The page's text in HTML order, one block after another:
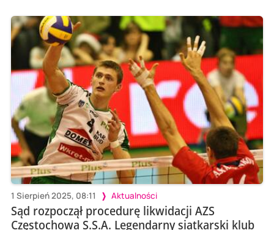
1 Sierpień 2025, 08:11 Aktualności
Sąd rozpoczął procedurę likwidacji AZS
Częstochowa S.S.A. Legendarny siatkarski klub